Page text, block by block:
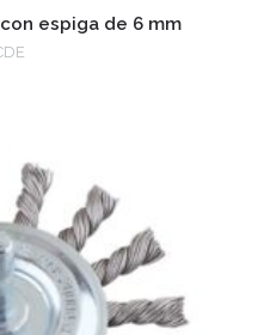
espiga de 6 mm